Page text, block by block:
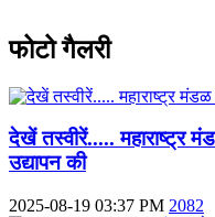
फोटो गैलरी
देखें तस्वीरें..... महाराष्ट्र
उद्यापन की
2025-08-19 03:37 PM 2082